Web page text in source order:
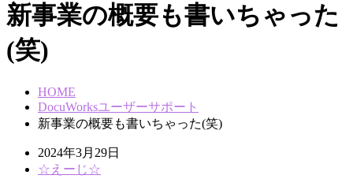
新事業の概要も書いちゃった
(笑)
HOME
DocuWorksユーザーサポート
新事業の概要も書いちゃった(笑)
2024年3月29日
☆えーじ☆